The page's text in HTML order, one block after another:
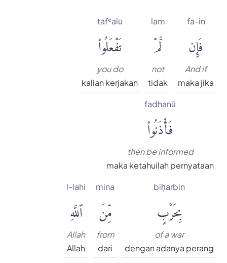
fa-in
فَإِن
And if
maka jika
lam
لَّمْ
not
tidak
tafʿalū
تَفْعَلُوا۟
you do
kalian kerjakan
fadhanū
فَأْذَنُوا۟
then be informed
maka ketahuilah pernyataan
biḥarbin
بِحَرْبٍ
of a war
dengan adanya perang
mina
مِّنَ
from
dari
l-lahi
ٱللَّهِ
Allah
Allah